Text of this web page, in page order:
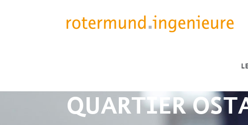
QUARTIER